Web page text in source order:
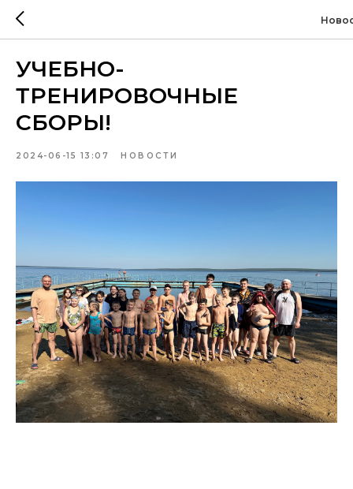
УЧЕБНО-
ТРЕНИРОВОЧНЫЕ
СБОРЫ!
2024-06-15 13:07 НОВОСТИ